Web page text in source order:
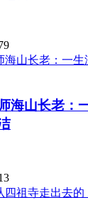
海山长老：